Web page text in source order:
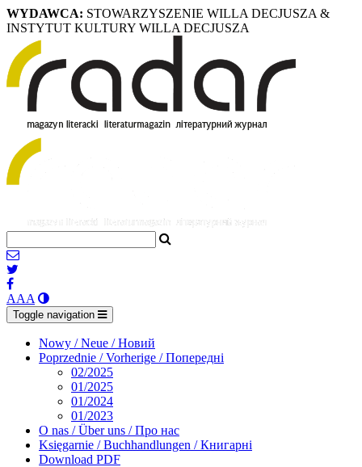
WYDAWCA: STOWARZYSZENIE WILLA DECJUSZA &
INSTYTUT KULTURY WILLA DECJUSZA
AAA
Toggle navigation
Nowy / Neue / Новий
Poprzednie / Vorherige / Попередні
02/2025
01/2025
01/2024
01/2023
O nas / Über uns / Про нас
Księgarnie / Buchhandlungen / Книгарні
Download PDF